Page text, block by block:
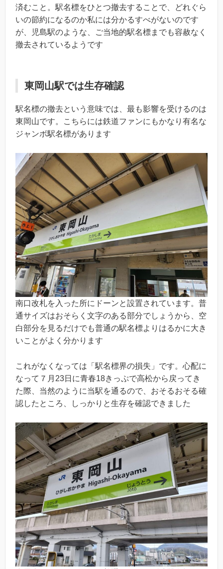
済むこと。駅名標をひとつ撤去することで、どれぐら
いの節約になるのか私には分かるすべがないのです
が、児島駅のような、ご当地的駅名標までも容赦なく
撤去されているようです
東岡山駅では生存確認
駅名標の撤去という意味では、最も影響を受けるのは
東岡山です。こちらには鉄道ファンにもかなり有名な
ジャンボ駅名標があります
南口改札を入った所にドーンと設置されています。普
通サイズはおそらく文字のある部分でしょうから、空
白部分を見るだけでも普通の駅名標よりはるかに大き
いことがよく分かります
これがなくなっては「駅名標界の損失」です。心配に
なって７月23日に青春18きっぷで高松から戻ってき
た際、当然のように当駅を通るので、おそるおそる確
認したところ、しっかりと生存を確認できました